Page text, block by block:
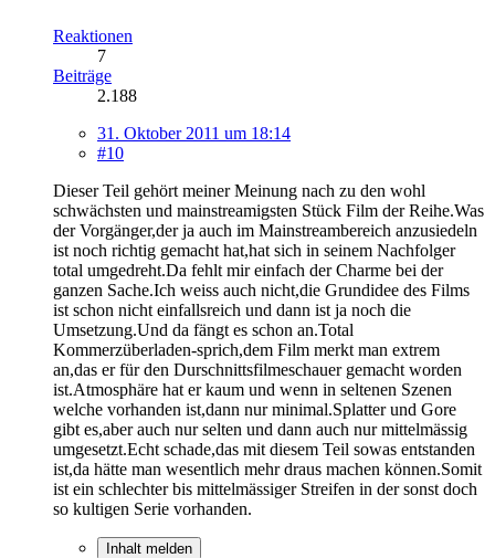
Reaktionen
7
Beiträge
2.188
31. Oktober 2011 um 18:14
#10
Dieser Teil gehört meiner Meinung nach zu den wohl
schwächsten und mainstreamigsten Stück Film der Reihe.Was
der Vorgänger,der ja auch im Mainstreambereich anzusiedeln
ist noch richtig gemacht hat,hat sich in seinem Nachfolger
total umgedreht.Da fehlt mir einfach der Charme bei der
ganzen Sache.Ich weiss auch nicht,die Grundidee des Films
ist schon nicht einfallsreich und dann ist ja noch die
Umsetzung.Und da fängt es schon an.Total
Kommerzüberladen-sprich,dem Film merkt man extrem
an,das er für den Durschnittsfilmeschauer gemacht worden
ist.Atmosphäre hat er kaum und wenn in seltenen Szenen
welche vorhanden ist,dann nur minimal.Splatter und Gore
gibt es,aber auch nur selten und dann auch nur mittelmässig
umgesetzt.Echt schade,das mit diesem Teil sowas entstanden
ist,da hätte man wesentlich mehr draus machen können.Somit
ist ein schlechter bis mittelmässiger Streifen in der sonst doch
so kultigen Serie vorhanden.
Inhalt melden